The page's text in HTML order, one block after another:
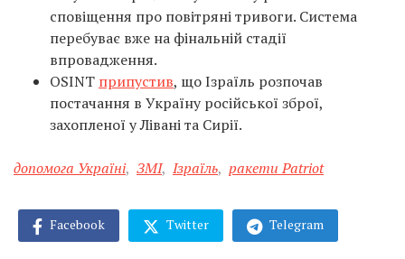
сповіщення про повітряні тривоги. Система
перебуває вже на фінальній стадії
впровадження.
OSINT припустив, що Ізраїль розпочав
постачання в Україну російської зброї,
захопленої у Лівані та Сирії.
допомога Україні, ЗМІ, Ізраїль, ракети Patriot
Facebook Twitter Telegram